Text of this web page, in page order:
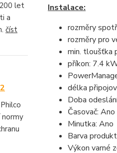
let
a
číst
normy
Instalace:
rozměry
rozměry pro
min. tloušťka
příkon: 7.4
délka
Doba
Časovač: Ano
Minutka: Ano
Barva
Výkon varné